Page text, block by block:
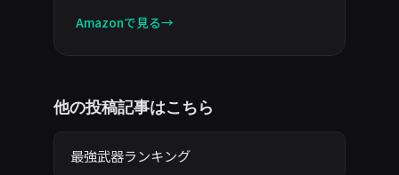
Amazonで見る
他の投稿記事はこちら
最強武器ランキング